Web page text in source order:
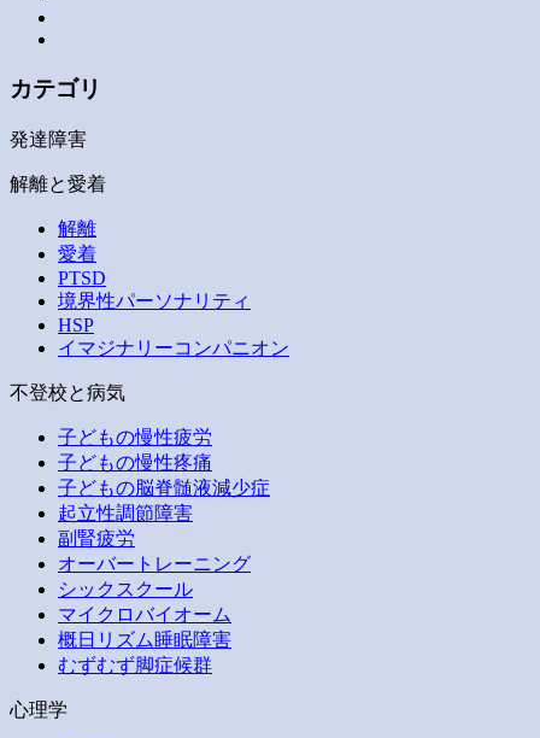
カテゴリ
発達障害
解離と愛着
解離
愛着
PTSD
境界性パーソナリティ
HSP
イマジナリーコンパニオン
不登校と病気
子どもの慢性疲労
子どもの慢性疼痛
子どもの脳脊髄液減少症
起立性調節障害
副腎疲労
オーバートレーニング
シックスクール
マイクロバイオーム
概日リズム睡眠障害
むずむず脚症候群
心理学